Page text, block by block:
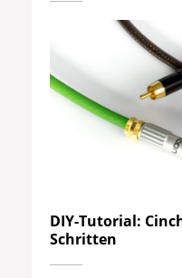
DIY-Tutorial:
Schritten